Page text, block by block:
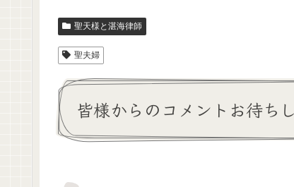
聖天様と湛海律師
聖夫婦
皆様からのコメントお待ちし